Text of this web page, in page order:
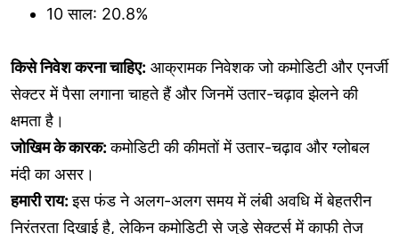
10 साल: 20.8%
किसे निवेश करना चाहिए: आक्रामक निवेशक जो कमोडिटी और एनर्जी
सेक्टर में पैसा लगाना चाहते हैं और जिनमें उतार-चढ़ाव झेलने की
क्षमता है।
जोखिम के कारक:कमोडिटी की कीमतों में उतार-चढ़ाव और ग्लोबल
मंदी का असर।
हमारी राय:इस फंड ने अलग-अलग समय में लंबी अवधि में बेहतरीन
निरंतरता दिखाई है, लेकिन कमोडिटी से जुड़े सेक्टर्स में काफी तेज